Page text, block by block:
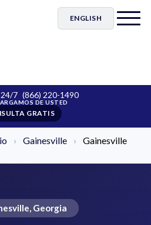
ENGLISH
7 (866) 220-1490
GRATIS
› Gainesville ›
Gainesville
Georgia